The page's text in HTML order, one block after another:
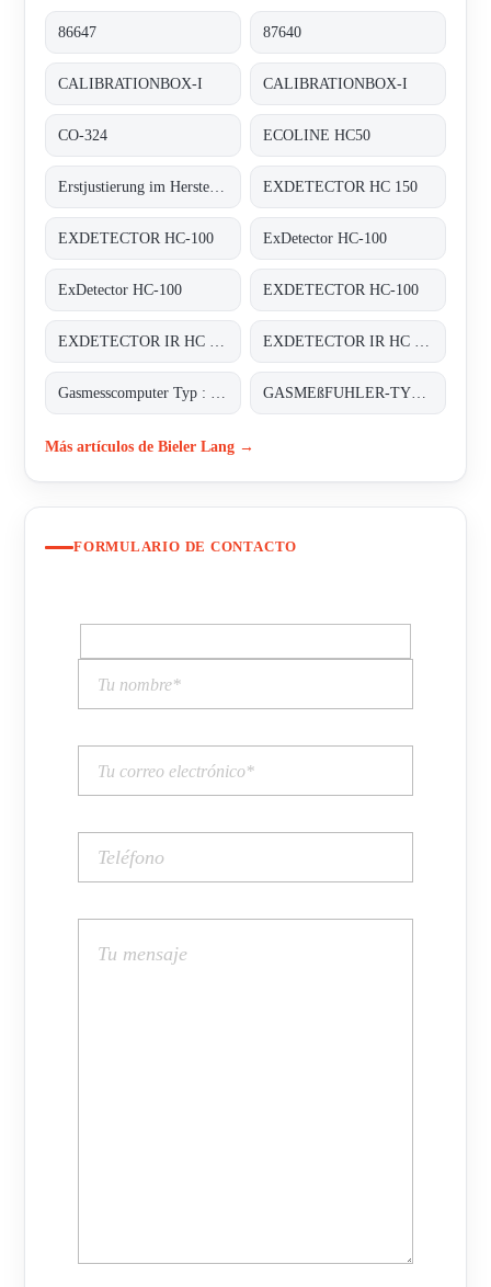
86647 87640
CALIBRATIONBOX-I CALIBRATIONBOX-I
CO-324 ECOLINE HC50
EXDETECTOR HC 150
EXDETECTOR HC-100 ExDetector HC-100
ExDetector HC-100 EXDETECTOR HC-100
Más artículos de Bieler Lang →
FORMULARIO DE CONTACTO